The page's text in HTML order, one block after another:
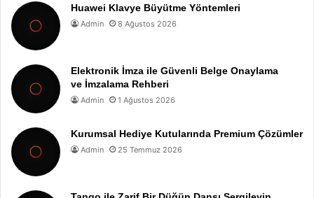
Huawei Klavye Büyütme Yöntemleri
Admin 8 Ağustos 2026
Elektronik İmza ile Güvenli Belge Onaylama
ve İmzalama Rehberi
Admin 1 Ağustos 2026
Kurumsal Hediye Kutularında Premium Çözümler
Admin 25 Temmuz 2026